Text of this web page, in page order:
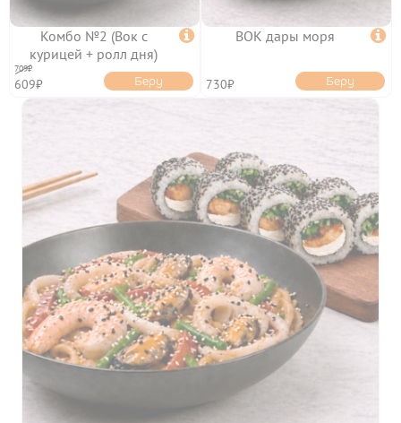
ИНФОРМАЦИЯ
УСЛОВИЯ ДОСТАВКИ
КОНФИДЕНЦИАЛЬНОСТИ
ПОЛЬЗОВАТЕЛЬСКОЕ
СОГЛАШЕНИЕ
ПУБЛИЧНАЯ ОФЕРТА
Комбо №2 (Вок с
курицей + ролл дня)

709₽
609₽ Беру
ВОК дары моря 
730₽ Беру